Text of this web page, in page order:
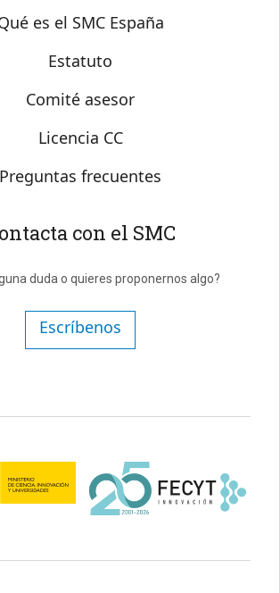
España
es el SMC España
Estatuto
Comité asesor
Licencia CC
Preguntas frecuentes
con el SMC
duda o quieres proponernos algo?
Escríbenos